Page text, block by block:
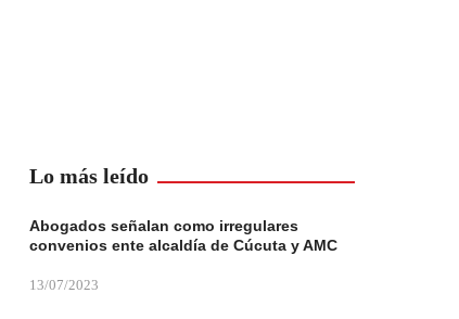
Lo más leído
Abogados señalan como irregulares
convenios ente alcaldía de Cúcuta y AMC
13/07/2023